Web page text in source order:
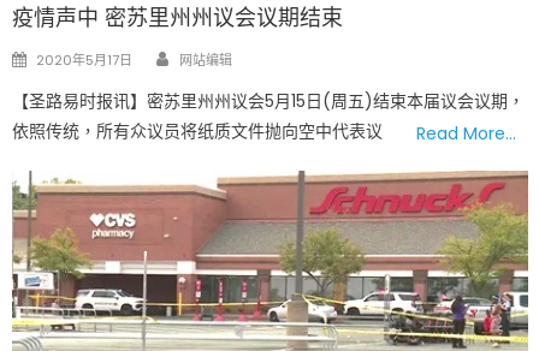
疫情声中 密苏里州州议会议期结束
Posted
2020年5月17日 Author
网站编辑
【圣路易时报讯】密苏里州州议会5月15日(周五)结束本届议会议期，
依照传统，所有众议员将纸质文件抛向空中代表议
Read More…